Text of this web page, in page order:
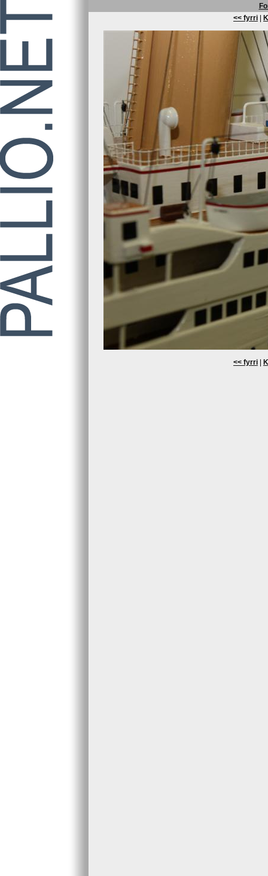
<< fyrri
<< fyrri